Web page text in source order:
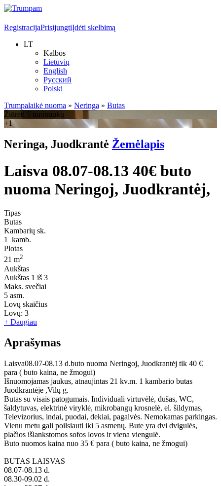
RegistracijaPrisijungtiĮdėti skelbimą
LT
Kalbos
Lietuvių
English
Русский
Polski
Trumpalaikė nuoma » Neringa » Butas
Žiūrėti 5 nuotraukų
+1
Neringa, Juodkrantė Žemėlapis
Laisva 08.07-08.13 40€ buto
nuoma Neringoj, Juodkrantėj,
Tipas
Butas
Kambarių sk.
1
kamb.
Plotas
21 m2
Aukštas
Aukštas 1 iš 3
Maks. svečiai
5 asm.
Lovų skaičius
Lovų: 3
+ Daugiau
Aprašymas
Laisva08.07-08.13 d.buto nuoma Neringoj, Juodkrantėj tik 40 €
para ( buto kaina, ne žmogui)
Išnuomojamas jaukus, atnaujintas 21 kv.m. 1 kambario butas
Juodkrantėje ,Vilų g.
Butas su visais patogumais. Individuali virtuvėlė, dušas, WC,
šaldytuvas, elektrinė viryklė, mikrobangų krosnelė, el. šildymas,
Televizorius, indai, puodai, dekiai, pagalvės. Nemokamas parkingas.
Vienu metu gali poilsiauti iki 5 asmenų. Bute yra dvi dvigulės,
plačios išlankstomos sofos lovos ir viena viengulė.
Buto nuomos kaina nuo 35 € para ( buto kaina, ne žmogui)
BUTAS LAISVAS
08.07-08.13 d.
08.30-09.02 d.